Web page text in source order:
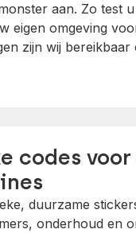
aan. Zo test
eigen omgeving
zijn wij bereikbaar
codes
duurzame
onderhoud en